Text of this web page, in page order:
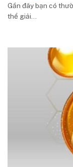
Gần đây bạn có
thể giải...